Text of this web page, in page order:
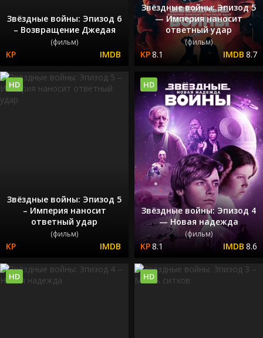
Звёздные войны: Эпизод 6
– Возвращение Джедая
(фильм)
Звёздные войны: Эпизод 5
— Империя наносит
ответный удар
(фильм)
8.1 8.7
Звёздные войны: Эпизод 5
– Империя наносит
ответный удар
(фильм)
HD
Звёздные войны: Эпизод 4
— Новая надежда
(фильм)
8.1 8.6
HD
HD HD